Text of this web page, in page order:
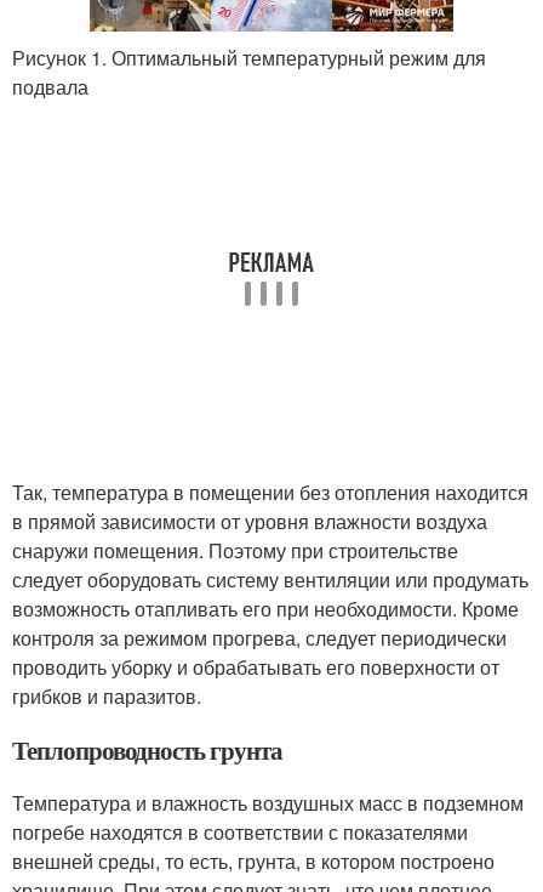
Рисунок 1. Оптимальный температурный режим для
подвала
Так, температура в помещении без отопления находится
в прямой зависимости от уровня влажности воздуха
снаружи помещения. Поэтому при строительстве
следует оборудовать систему вентиляции или продумать
возможность отапливать его при необходимости. Кроме
контроля за режимом прогрева, следует периодически
проводить уборку и обрабатывать его поверхности от
грибков и паразитов.
Теплопроводность грунта
Температура и влажность воздушных масс в подземном
погребе находятся в соответствии с показателями
внешней среды, то есть, грунта, в котором построено